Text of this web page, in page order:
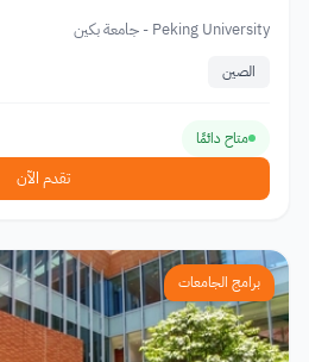
Peking University - جامعة بكين
الصين
متاح دائمًا
تقدم الآن
برامج الجامعات